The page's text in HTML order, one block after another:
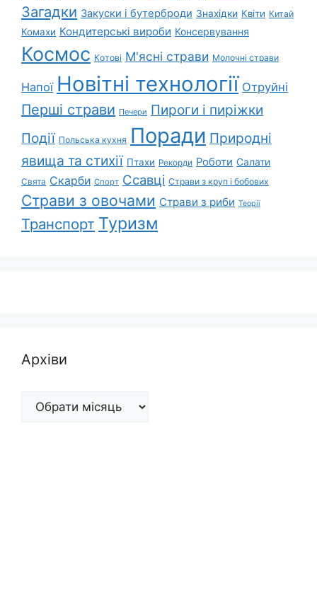
Загадки Закуски і бутерброди Знахідки Квіти Китай
Комахи Кондитерські вироби Консервування
Космос Котові М'ясні страви Молочні страви
Напої Новітні технології Отруйні
Перші страви Печери Пироги і пиріжки
Події Польська кухня Поради Природні
явища та стихії Птахи Рекорди Роботи Салати
Свята Скарби Спорт Ссавці Страви з круп і бобових
Страви з овочами Страви з риби Теорії
Транспорт Туризм
Архіви
Архіви